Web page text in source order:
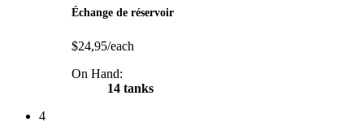
Échange de réservoir
$24,95/each
On Hand:
14 tanks
4